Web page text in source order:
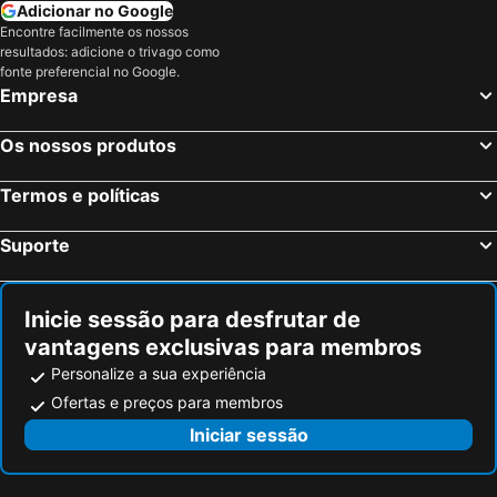
Tønder, Syddanmark Region Hotéis
Vejle, Syddanmark Region Hotéis
Copenhaga, Hotéis
Kastrup, Hovedstaden Region Hotéis
Adicionar no Google
Encontre facilmente os nossos
resultados: adicione o trivago como
fonte preferencial no Google.
Empresa
Os nossos produtos
Termos e políticas
Suporte
Inicie sessão para desfrutar de
vantagens exclusivas para membros
Personalize a sua experiência
Ofertas e preços para membros
Iniciar sessão